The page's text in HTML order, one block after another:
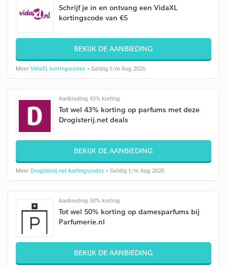
Schrijf je in en ontvang een VidaXL
kortingscode van €5
BEKIJK DE AANBIEDING
Meer VidaXL kortingscodes • Geldig t/m Aug 2026
Aanbieding 43% korting
Tot wel 43% korting op parfums met deze
Drogisterij.net deals
BEKIJK DE AANBIEDING
Meer Drogisterij.net kortingscodes • Geldig t/m Aug 2026
Aanbieding 50% korting
Tot wel 50% korting op damesparfums bij
Parfumerie.nl
BEKIJK DE AANBIEDING